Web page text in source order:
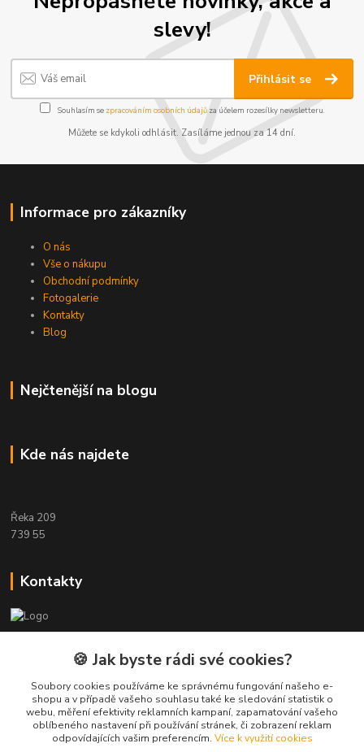
slevy!
Přihlásit se
Souhlasím se zpracováním osobních údajůza účelem rozesílky newsletteru.
Můžete se kdykoli odhlásit. Zasíláme jednou za 14 dní.
Informace pro zákazníky
O nás
Vše o nákupu
Obchodní podmínky
Fotogalerie
Kontakty
Blog
Nejčtenější na blogu
Kde nás najdete
Řeka 209
739 55
Kontakty
Zákaznická podpora Eshop-rychle
+420 604 391 361
info@etwool.cz
🍪 Jak byste rádi své cookies?
Soubory cookies používáme ke správnému fungování našeho e-
shopu a v případě vašeho souhlasu také ke sledování statistik o
webu, měření efektivity reklamních kampaní, zapamatování vašeho
oblíbeného nastavení při používání stránek, či zobrazení reklam
odpovídajících vašim preferencím. Více k využití cookies